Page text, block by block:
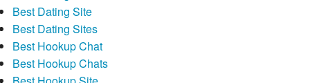
Best Dating Site
Best Dating Sites
Best Hookup Chat
Best Hookup Chats